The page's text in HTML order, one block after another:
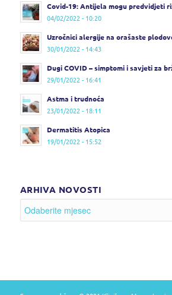
Covid-19: Antijela mogu predvidjeti
04/02/2022 - 10:20
Uzročnici alergije na orašaste
30/01/2022 - 14:43
Dugi COVID – simptomi i savjeti za
29/01/2022 - 16:41
Astma i trudnoća
23/01/2022 - 18:11
Dermatitis Atopica
19/01/2022 - 15:52
ARHIVA NOVOSTI